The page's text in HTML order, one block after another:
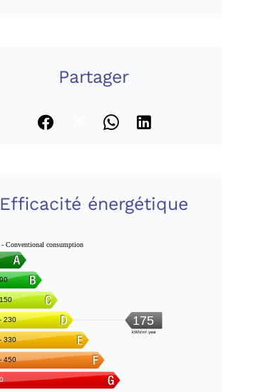
Partager
Efficacité énergétique